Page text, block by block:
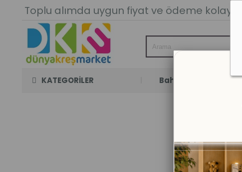
Toplu alımda uygun fiyat ve ödeme kolaylığı.
KATEGORİLER Bahçe Oyun Odası